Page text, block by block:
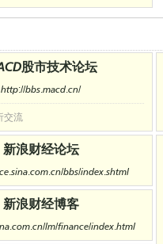
股市技术论坛
http://bbs.macd.cn/
交流
新浪财经论坛
bbs/index.shtml
新浪财经博客
lm/finance/index.html